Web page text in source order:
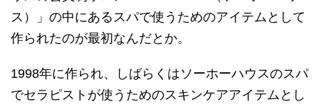
ス）」の中にあるスパで使うためのアイテムとして
作られたのが最初なんだとか。
1998年に作られ、しばらくはソーホーハウスのスパ
でセラピストが使うためのスキンケアアイテムとし